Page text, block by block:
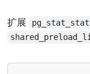
扩展